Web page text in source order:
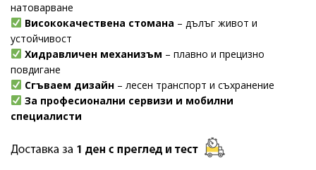
натоварване
Висококачествена стомана – дълъг живот и
устойчивост
Хидравличен механизъм – плавно и прецизно
повдигане
Сгъваем дизайн– лесен транспорт и съхранение
За професионални сервизи и мобилни
специалисти